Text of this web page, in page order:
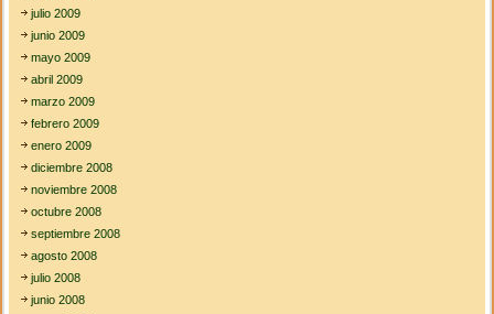
julio 2009
junio 2009
mayo 2009
abril 2009
marzo 2009
febrero 2009
enero 2009
diciembre 2008
noviembre 2008
octubre 2008
septiembre 2008
agosto 2008
julio 2008
junio 2008